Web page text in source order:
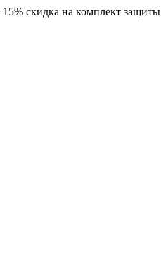
15% скидка на комплект защиты